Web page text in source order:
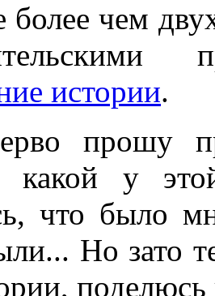
более чем
истории.
прошу
какой у
что было
Но зато